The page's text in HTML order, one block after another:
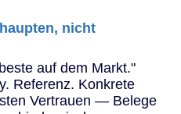
nicht
auf dem Markt."
Referenz. Konkrete
Vertrauen — Belege